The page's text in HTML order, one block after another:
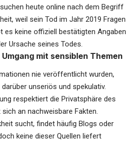
heute online nach dem Begriff
weil sein Tod im Jahr 2019 Fragen
es keine offiziell bestätigten Angaben
Ursache seines Todes.
mit sensiblen Themen
nie veröffentlicht wurden,
unseriös und spekulativ.
respektiert die Privatsphäre des
an nachweisbare Fakten.
sucht, findet häufig Blogs oder
keine dieser Quellen liefert